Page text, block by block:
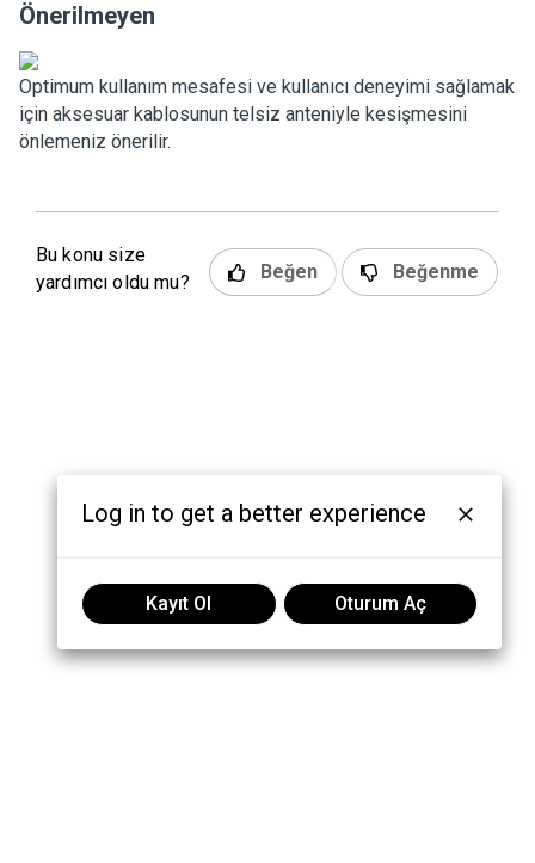
Önerilmeyen
Optimum kullanım mesafesi ve kullanıcı deneyimi sağlamak
için aksesuar kablosunun telsiz anteniyle kesişmesini
önlemeniz önerilir.
Bu konu size
yardımcı oldu mu?
Beğen Beğenme
Log in to get a better experience
Kayıt Ol Oturum Aç